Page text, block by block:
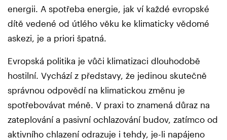
energii. A spotřeba energie, jak ví každé evropské
dítě vedené od útlého věku ke klimaticky vědomé
askezi, je a priori špatná.
Evropská politika je vůči klimatizaci dlouhodobě
hostilní. Vychází z představy, že jedinou skutečně
správnou odpovědí na klimatickou změnu je
spotřebovávat méně. V praxi to znamená důraz na
zateplování a pasivní ochlazování budov, zatímco od
aktivního chlazení odrazuje i tehdy, je-li napájeno